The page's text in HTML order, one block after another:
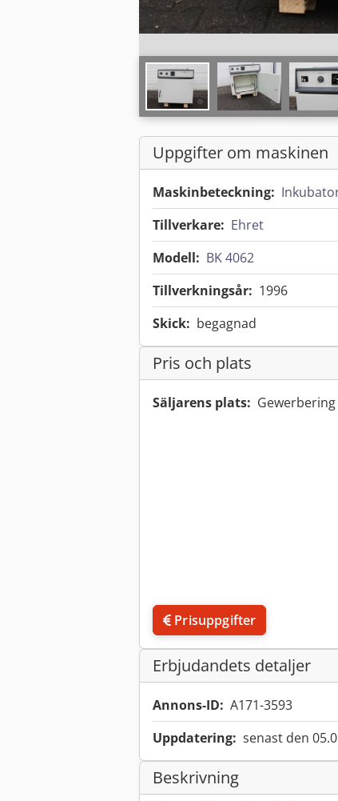
Uppgifter om maskinen
Maskinbeteckning:
Tillverkare: Ehret
Modell: BK 4062
Tillverkningsår: 1996
Skick: begagnad
Pris och plats
Säljarens plats: Gewerbering
Prisuppgifter
Erbjudandets detaljer
Annons-ID: A171-3593
Uppdatering: senast den
Beskrivning